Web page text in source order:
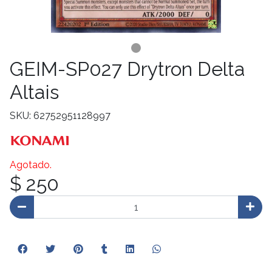
GEIM-SP027 Drytron Delta
Altais
SKU: 62752951128997
Agotado.
$ 250